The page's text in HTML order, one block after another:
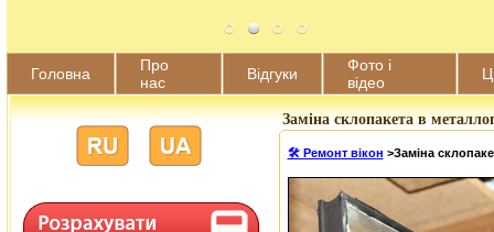
Головна
Про
нас
Відгуки
Фото і
відео
Заміна склопакета в
🛠️ Ремонт вікон >Заміна